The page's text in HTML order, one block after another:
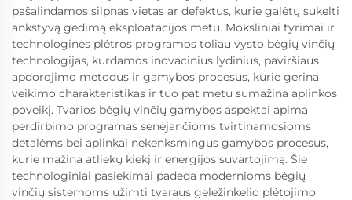
pašalindamos silpnas vietas ar defektus, kurie galėtų sukelti
ankstyvą gedimą eksploatacijos metu. Moksliniai tyrimai ir
technologinės plėtros programos toliau vysto bėgių vinčių
technologijas, kurdamos inovacinius lydinius, paviršiaus
apdorojimo metodus ir gamybos procesus, kurie gerina
veikimo charakteristikas ir tuo pat metu sumažina aplinkos
poveikį. Tvarios bėgių vinčių gamybos aspektai apima
perdirbimo programas senėjančioms tvirtinamosioms
detalėms bei aplinkai nekenksmingus gamybos procesus,
kurie mažina atliekų kiekį ir energijos suvartojimą. Šie
technologiniai pasiekimai padeda modernioms bėgių
vinčių sistemoms užimti tvaraus geležinkelio plėtojimo